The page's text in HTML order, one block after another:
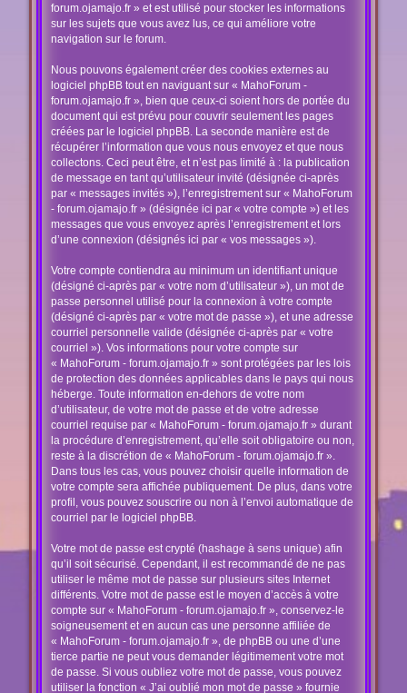
forum.ojamajo.fr » et est utilisé pour stocker les informations
sur les sujets que vous avez lus, ce qui améliore votre
navigation sur le forum.
Nous pouvons également créer des cookies externes au
logiciel phpBB tout en naviguant sur « MahoForum -
forum.ojamajo.fr », bien que ceux-ci soient hors de portée du
document qui est prévu pour couvrir seulement les pages
créées par le logiciel phpBB. La seconde manière est de
récupérer l’information que vous nous envoyez et que nous
collectons. Ceci peut être, et n’est pas limité à : la publication
de message en tant qu’utilisateur invité (désignée ci-après
par « messages invités »), l’enregistrement sur « MahoForum
- forum.ojamajo.fr » (désignée ici par « votre compte ») et les
messages que vous envoyez après l’enregistrement et lors
d’une connexion (désignés ici par « vos messages »).
Votre compte contiendra au minimum un identifiant unique
(désigné ci-après par « votre nom d’utilisateur »), un mot de
passe personnel utilisé pour la connexion à votre compte
(désigné ci-après par « votre mot de passe »), et une adresse
courriel personnelle valide (désignée ci-après par « votre
courriel »). Vos informations pour votre compte sur
« MahoForum - forum.ojamajo.fr » sont protégées par les lois
de protection des données applicables dans le pays qui nous
héberge. Toute information en-dehors de votre nom
d’utilisateur, de votre mot de passe et de votre adresse
courriel requise par « MahoForum - forum.ojamajo.fr » durant
la procédure d’enregistrement, qu’elle soit obligatoire ou non,
reste à la discrétion de « MahoForum - forum.ojamajo.fr ».
Dans tous les cas, vous pouvez choisir quelle information de
votre compte sera affichée publiquement. De plus, dans votre
profil, vous pouvez souscrire ou non à l’envoi automatique de
courriel par le logiciel phpBB.
Votre mot de passe est crypté (hashage à sens unique) afin
qu’il soit sécurisé. Cependant, il est recommandé de ne pas
utiliser le même mot de passe sur plusieurs sites Internet
différents. Votre mot de passe est le moyen d’accès à votre
compte sur « MahoForum - forum.ojamajo.fr », conservez-le
soigneusement et en aucun cas une personne affiliée de
« MahoForum - forum.ojamajo.fr », de phpBB ou une d’une
tierce partie ne peut vous demander légitimement votre mot
de passe. Si vous oubliez votre mot de passe, vous pouvez
utiliser la fonction « J’ai oublié mon mot de passe » fournie